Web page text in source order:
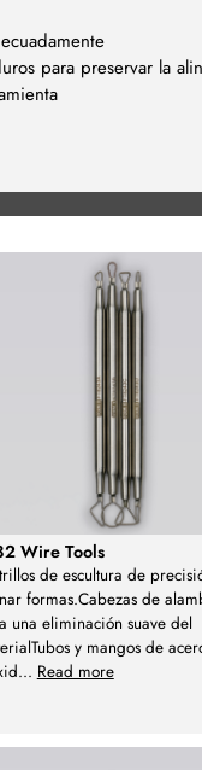
para preservar la
Wire Tools
de escultura de
formas.Cabezas de
una eliminación suave del
y mangos de
... Read more